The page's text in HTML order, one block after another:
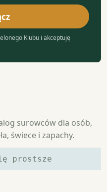
Klubu i akceptuję
surowców dla osób,
świece i zapachy.
prostsze